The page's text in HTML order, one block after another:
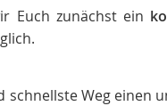
Euch zunächst ein
schnellste Weg einen